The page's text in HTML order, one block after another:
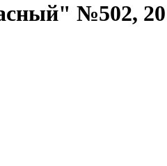
№502,